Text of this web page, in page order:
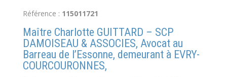
Référence : 115011721
Maître Charlotte GUITTARD – SCP
DAMOISEAU & ASSOCIES, Avocat au
Barreau de l’Essonne, demeurant à EVRY-
COURCOURONNES,